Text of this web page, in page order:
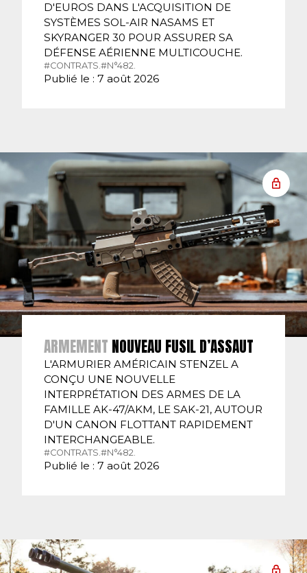
D'EUROS DANS L'ACQUISITION DE
SYSTÈMES SOL-AIR NASAMS ET
SKYRANGER 30 POUR ASSURER SA
DÉFENSE AÉRIENNE MULTICOUCHE.
#CONTRATS.#N°482.
Publié le : 7 août 2026
ARMEMENT NOUVEAU FUSIL D’ASSAUT
L'ARMURIER AMÉRICAIN STENZEL A
CONÇU UNE NOUVELLE
INTERPRÉTATION DES ARMES DE LA
FAMILLE AK-47/AKM, LE SAK-21, AUTOUR
D'UN CANON FLOTTANT RAPIDEMENT
INTERCHANGEABLE.
#CONTRATS.#N°482.
Publié le : 7 août 2026